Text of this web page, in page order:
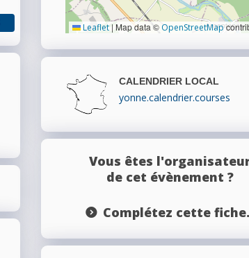
Leaflet | Map data © OpenStreetMap
CALENDRIER LOCAL
yonne.calendrier.courses
Vous êtes
de cet évènement ?
Complétez cette